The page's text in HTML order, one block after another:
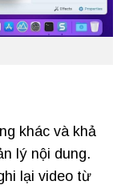
khác và khả
lý nội dung.
lại video từ